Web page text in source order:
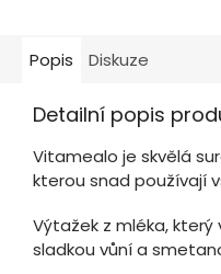
Popis Diskuze
Detailní popis
Vitamealo je skvělá
kterou snad používají
Výtažek z mléka, který
sladkou vůní a